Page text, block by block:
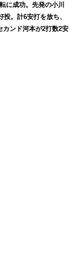
に成功。先発の小川
。計6安打を放ち、
カンド河本が2打数2安